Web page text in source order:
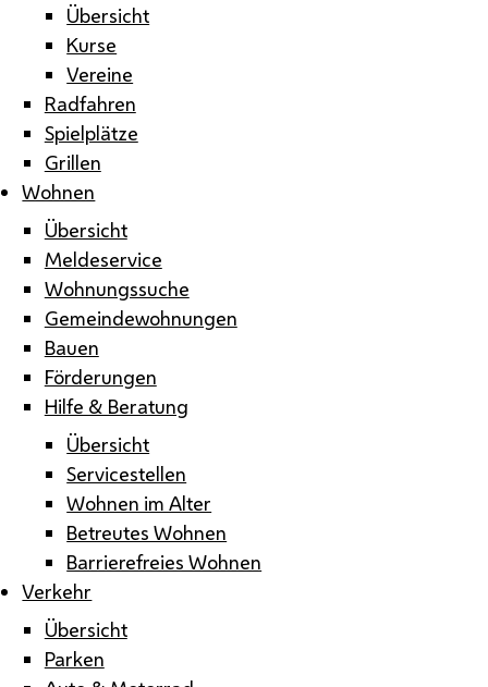
Übersicht
Kurse
Vereine
Radfahren
Spielplätze
Grillen
Wohnen
Übersicht
Meldeservice
Wohnungssuche
Gemeindewohnungen
Bauen
Förderungen
Hilfe & Beratung
Übersicht
Servicestellen
Wohnen im Alter
Betreutes Wohnen
Barrierefreies Wohnen
Verkehr
Übersicht
Parken